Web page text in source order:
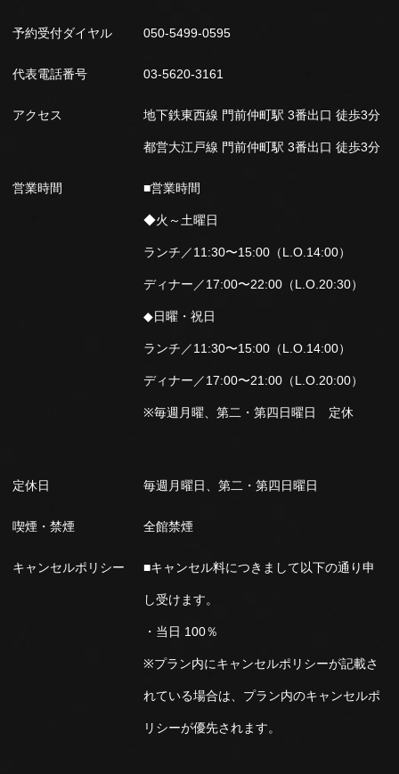
予約受付ダイヤル 050-5499-0595
代表電話番号 03-5620-3161
アクセス 地下鉄東西線 門前仲町駅 3番出口 徒歩3分
都営大江戸線 門前仲町駅 3番出口 徒歩3分
営業時間 ■営業時間
◆火～土曜日
ランチ／11:30〜15:00（L.O.14:00）
ディナー／17:00〜22:00（L.O.20:30）
◆日曜・祝日
ランチ／11:30〜15:00（L.O.14:00）
ディナー／17:00〜21:00（L.O.20:00）
※毎週月曜、第二・第四日曜日 定休
定休日 毎週月曜日、第二・第四日曜日
喫煙・禁煙 全館禁煙
キャンセルポリシー ■キャンセル料につきまして以下の通り申
し受けます。
・当日 100％
※プラン内にキャンセルポリシーが記載さ
れている場合は、プラン内のキャンセルポ
リシーが優先されます。